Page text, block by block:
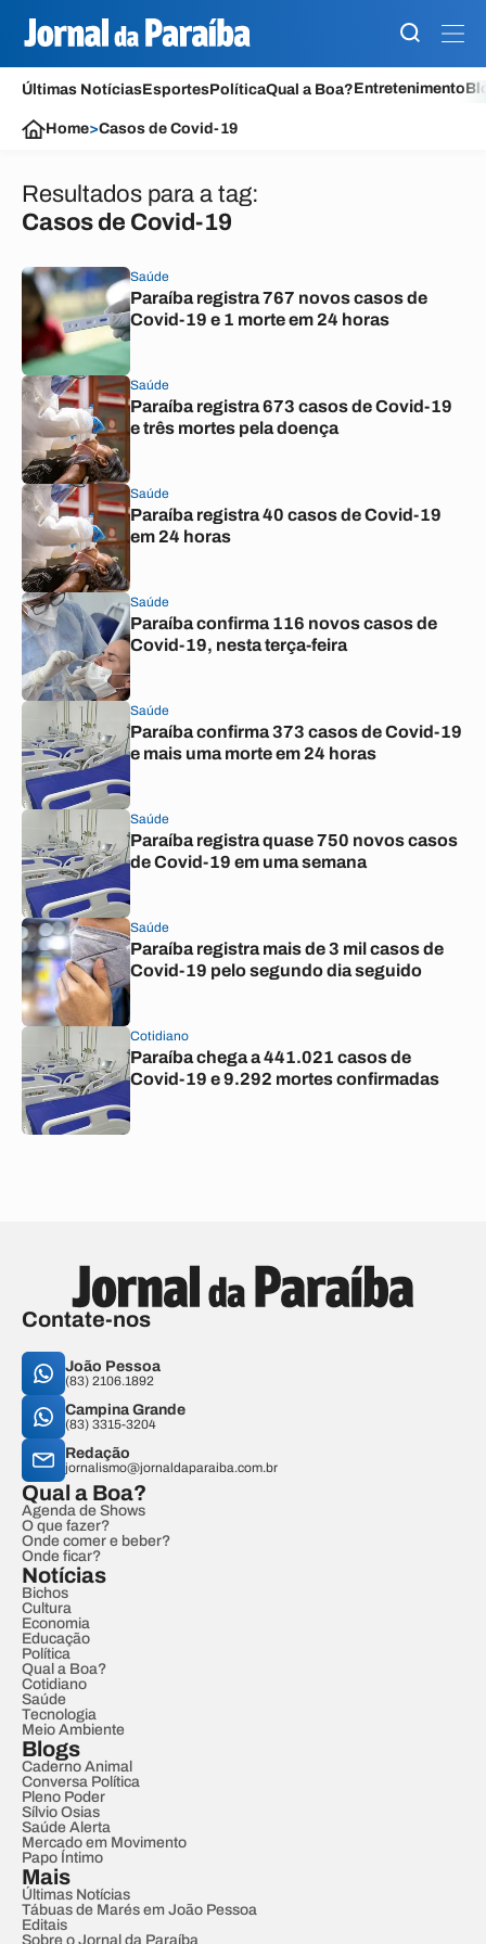
Últimas NotíciasEsportesPolíticaQual a Boa?Entretenimento
Home>Casos de Covid-19
Resultados para a tag:
Casos de Covid-19
Saúde
Paraíba registra 767 novos casos de
Covid-19 e 1 morte em 24 horas
Saúde
Paraíba registra 673 casos de Covid-19
e três mortes pela doença
Saúde
Paraíba registra 40 casos de Covid-19
em 24 horas
Saúde
Paraíba confirma 116 novos casos de
Covid-19, nesta terça-feira
Saúde
Paraíba confirma 373 casos de Covid-19
e mais uma morte em 24 horas
Saúde
Paraíba registra quase 750 novos casos
de Covid-19 em uma semana
Saúde
Paraíba registra mais de 3 mil casos de
Covid-19 pelo segundo dia seguido
Cotidiano
Paraíba chega a 441.021 casos de
Covid-19 e 9.292 mortes confirmadas
Contate-nos
João Pessoa
(83) 2106.1892
Campina Grande
(83) 3315-3204
Redação
jornalismo@jornaldaparaiba.com.br
Qual a Boa?
Agenda de Shows
O que fazer?
Onde comer e beber?
Onde ficar?
Notícias
Bichos
Cultura
Economia
Educação
Política
Qual a Boa?
Cotidiano
Saúde
Tecnologia
Meio Ambiente
Blogs
Caderno Animal
Conversa Política
Pleno Poder
Sílvio Osias
Saúde Alerta
Mercado em Movimento
Papo Íntimo
Mais
Últimas Notícias
Tábuas de Marés em João Pessoa
Editais
Sobre o Jornal da Paraíba